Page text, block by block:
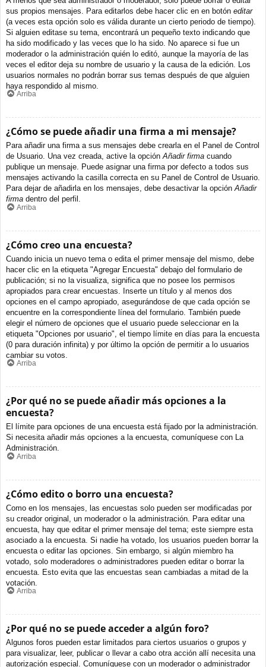
sus propios mensajes. Para editarlos debe hacer clic en en botón editar
(a veces esta opción solo es válida durante un cierto periodo de tiempo).
Si alguien editase su tema, encontrará un pequeño texto indicando que
ha sido modificado y las veces que lo ha sido. No aparece si fue un
moderador o la administración quién lo editó, aunque la mayoría de las
veces el editor deja su nombre de usuario y la causa de la edición. Los
usuarios normales no podrán borrar sus temas después de que alguien
haya respondido al mismo.
Arriba
¿Cómo se puede añadir una firma a mi mensaje?
Para añadir una firma a sus mensajes debe crearla en el Panel de Control
de Usuario. Una vez creada, active la opciónAñadir firma cuando
publique un mensaje. Puede asignar una firma por defecto a todos sus
mensajes activando la casilla correcta en su Panel de Control de Usuario.
Para dejar de añadirla en los mensajes, debe desactivar la opciónAñadir
firma dentro del perfil.
Arriba
¿Cómo creo una encuesta?
Cuando inicia un nuevo tema o edita el primer mensaje del mismo, debe
hacer clic en la etiqueta "Agregar Encuesta" debajo del formulario de
publicación; si no la visualiza, significa que no posee los permisos
apropiados para crear encuestas. Inserte un título y al menos dos
opciones en el campo apropiado, asegurándose de que cada opción se
encuentre en la correspondiente línea del formulario. También puede
elegir el número de opciones que el usuario puede seleccionar en la
etiqueta "Opciones por usuario", el tiempo límite en días para la encuesta
(0 para duración infinita) y por último la opción de permitir a lo usuarios
cambiar su votos.
Arriba
¿Por qué no se puede añadir más opciones a la
encuesta?
El límite para opciones de una encuesta está fijado por la administración.
Si necesita añadir más opciones a la encuesta, comuníquese con La
Administración.
Arriba
¿Cómo edito o borro una encuesta?
Como en los mensajes, las encuestas solo pueden ser modificadas por
su creador original, un moderador o la administración. Para editar una
encuesta, hay que editar el primer mensaje del tema; este siempre esta
asociado a la encuesta. Si nadie ha votado, los usuarios pueden borrar la
encuesta o editar las opciones. Sin embargo, si algún miembro ha
votado, solo moderadores o administradores pueden editar o borrar la
encuesta. Esto evita que las encuestas sean cambiadas a mitad de la
votación.
Arriba
¿Por qué no se puede acceder a algún foro?
Algunos foros pueden estar limitados para ciertos usuarios o grupos y
para visualizar, leer, publicar o llevar a cabo otra acción allí necesita una
autorización especial. Comuníquese con un moderador o administrador